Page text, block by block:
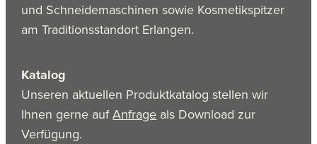
und Schneidemaschinen sowie Kosmetikspitzer
am Traditionsstandort Erlangen.
Katalog
Unseren aktuellen Produktkatalog stellen wir
Ihnen gerne aufAnfrage als Download zur
Verfügung.